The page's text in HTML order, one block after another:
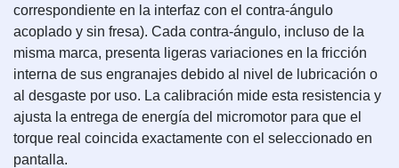
correspondiente en la interfaz con el contra-ángulo
acoplado y sin fresa). Cada contra-ángulo, incluso de la
misma marca, presenta ligeras variaciones en la fricción
interna de sus engranajes debido al nivel de lubricación o
al desgaste por uso. La calibración mide esta resistencia y
ajusta la entrega de energía del micromotor para que el
torque real coincida exactamente con el seleccionado en
pantalla.